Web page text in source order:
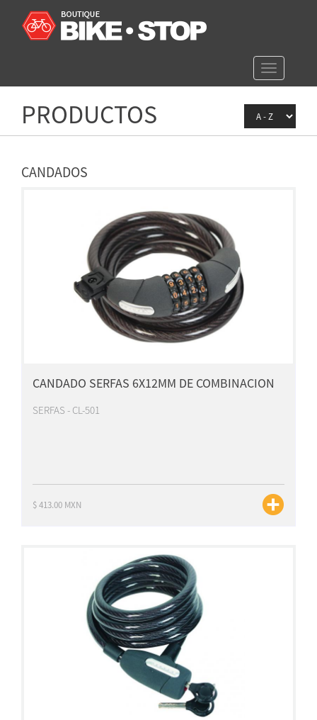
Toggle
navigation
PRODUCTOS
CANDADOS
CANDADO SERFAS 6X12MM DE COMBINACION
SERFAS - CL-501
$ 413.00 MXN